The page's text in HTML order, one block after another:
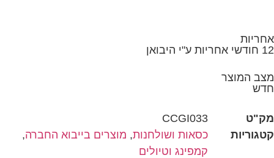
CCGI033
כסאות ושולחנות, מוצרים בייבוא החברה,
קמפינג וטיולים